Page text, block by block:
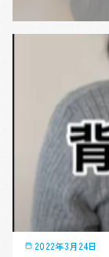
2022年3月24日